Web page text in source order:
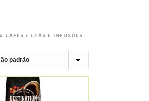
» CAFÉS / CHÁS E INFUSÕES